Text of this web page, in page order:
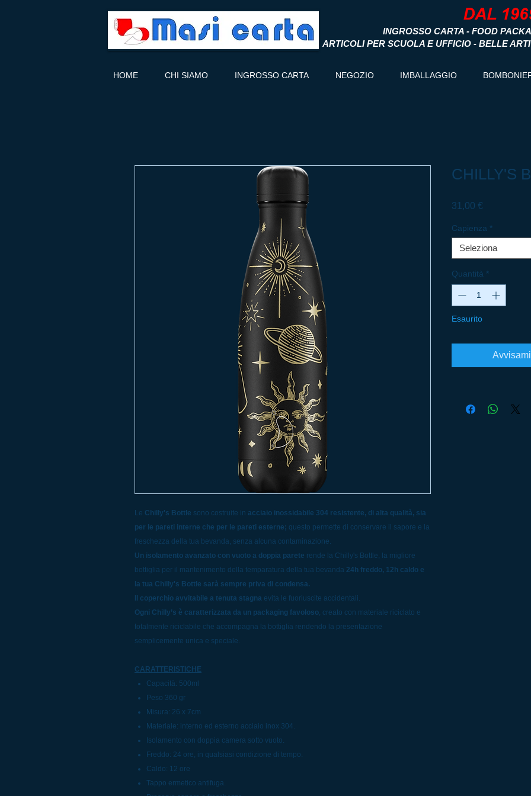
INGROSSO CARTA - FOOD
ARTICOLI PER SCUOLA E UFFICIO - BELLE
HOME CHI SIAMO INGROSSO CARTA NEGOZIO IMBALLAGGIO
Le Chilly's Bottle sono costruite in acciaio inossidabile 304 resistente, di alta qualità, sia
per le pareti interne che per le pareti esterne; questo permette di conservare il sapore e la
freschezza della tua bevanda, senza alcuna contaminazione.
Un isolamento avanzato con vuoto a doppia parete rende la Chilly's Bottle, la migliore
bottiglia per il mantenimento della temparatura della tua bevanda 24h freddo, 12h caldo e
la tua Chilly's Bottle sarà sempre priva di condensa.
Il coperchio avvitabile a tenuta stagna evita le fuoriuscite accidentali.
Ogni Chilly’s è caratterizzata da un packaging favoloso, creato con materiale riciclato e
totalmente riciclabile che accompagna la bottiglia rendendo la presentazione
semplicemente unica e speciale.
CARATTERISTICHE
Capacità: 500ml
Peso 360 gr
Misura: 26 x 7cm
Materiale: interno ed esterno acciaio inox 304.
Isolamento con doppia camera sotto vuoto.
Freddo: 24 ore, in qualsiasi condizione di tempo.
Caldo: 12 ore
Tappo ermetico antifuga.
CHILLY'S
31,00 €
Capienza *
Seleziona
Quantità *
Esaurito